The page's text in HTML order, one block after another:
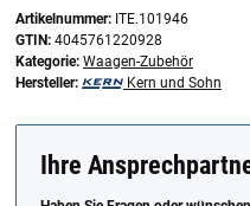
Artikelnummer: ITE.101946
GTIN: 4045761220928
Kategorie: Waagen-Zubehör
Hersteller:
Kern und Sohn
Ihre